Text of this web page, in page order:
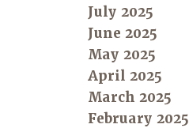
July 2025
June 2025
May 2025
April 2025
March 2025
February 2025